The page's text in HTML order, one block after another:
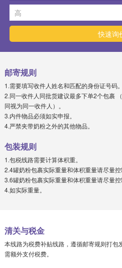
邮寄规则
1.需要填写收件人姓名和匹配的身份证号码。
2.同一收件人同批货建议最多下单2个包裹
同视为同一收件人）。
3.内件物品必须如实申报。
4.严禁夹带奶粉之外的其他物品。
包装规则
1.包税线路需要计算体积重。
2.4罐奶粉包裹实际重量和体积重量请尽量控
3.6罐奶粉包裹实际重量和体积重量请尽量控
4.如实际重量。
清关与税金
本线路为税费补贴线路，遵循邮寄规则打
需额外支付税费。